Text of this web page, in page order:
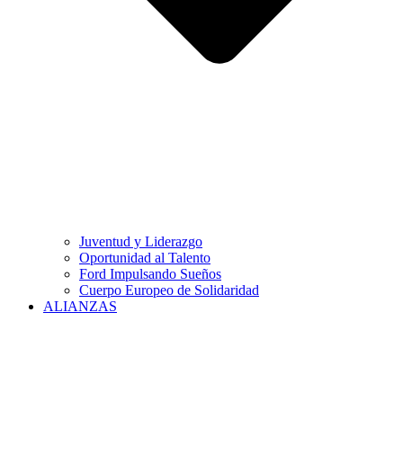
Juventud y Liderazgo
Oportunidad al Talento
Ford Impulsando Sueños
Cuerpo Europeo de Solidaridad
ALIANZAS